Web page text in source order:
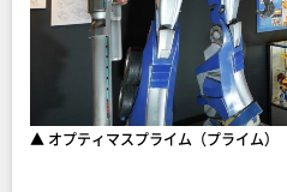
▲ オプティマスプライム（プライム）